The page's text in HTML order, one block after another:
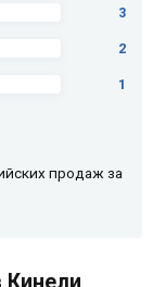
3
2
1
продаж за